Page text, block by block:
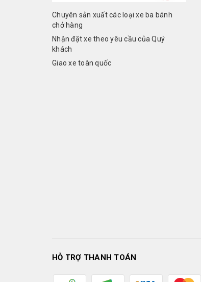
Chuyên sản xuất các loại xe ba bánh
chở hàng
Nhận đặt xe theo yêu cầu của Quý
khách
Giao xe toàn quốc
HỖ TRỢ THANH TOÁN